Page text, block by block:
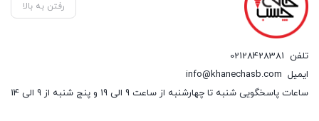
رفتن به بالا
تلفن 02128428381
ایمیل info@khanechasb.com
ساعات پاسخگویی شنبه تا چهارشنبه از ساعت 9 الی 19 و پنج شنبه از 9 الی 14